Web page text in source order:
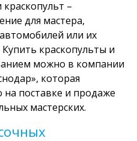
–
для мастера,
или их
краскопульты и
можно в компании
которая
на поставке и продаже
мастерских.